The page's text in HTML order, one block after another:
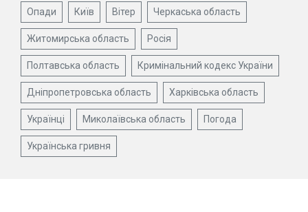
Опади Київ Вітер Черкаська область
Житомирська область Росія
Полтавська область Кримінальний кодекс України
Дніпропетровська область Харківська область
Українці Миколаївська область Погода
Українська гривня